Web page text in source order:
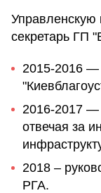
Управленскую
секретарь ГП
2015-2016 —
2016-2017 —
отвечая за
2018 –
РГА.